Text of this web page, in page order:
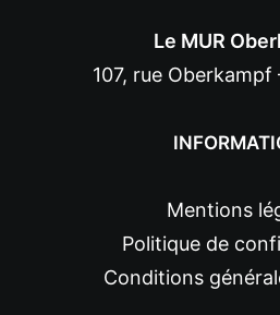
Le MUR
107, rue Oberkampf
Mentions
Politique de
Conditions